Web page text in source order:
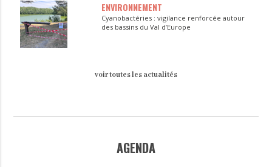
ENVIRONNEMENT
Cyanobactéries : vigilance renforcée autour
des bassins du Val d’Europe
voir toutes les actualités
AGENDA